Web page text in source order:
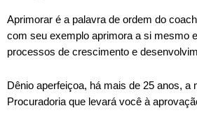
Aprimorar é a palavra de ordem do
com seu exemplo aprimora a si mesmo
processos de crescimento e
Dênio aperfeiçoa, há mais de 25 anos, a
Procuradoria que levará você à